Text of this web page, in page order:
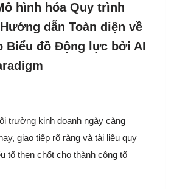
hình hóa Quy trình
dẫn Toàn diện về
Biểu đồ Động lực bởi AI
trường kinh doanh ngày càng
giao tiếp rõ ràng và tài liệu quy
tố then chốt cho thành công tổ